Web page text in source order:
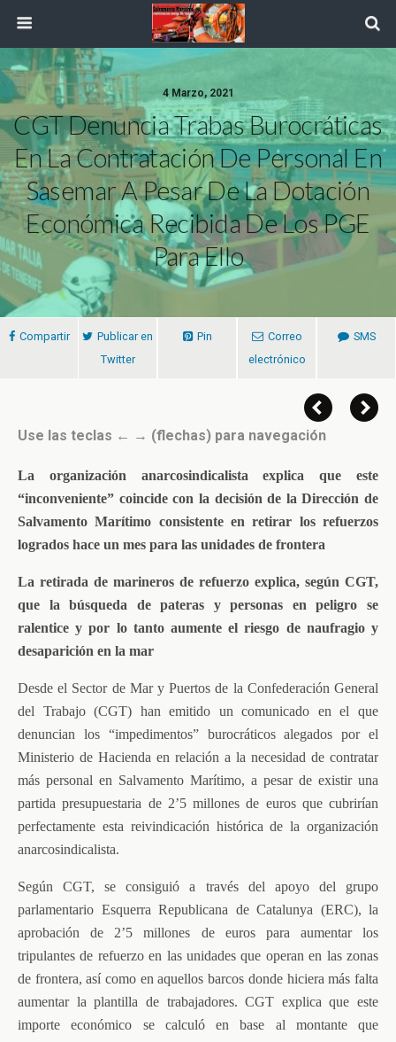
4 Marzo, 2021
CGT Denuncia Trabas Burocráticas
En La Contratación De Personal En
Sasemar A Pesar De La Dotación
Económica Recibida De Los PGE
Para Ello
Compartir
Publicar en
Twitter
Pin
Correo
electrónico
SMS
Use las teclas ← → (flechas) para navegación
La organización anarcosindicalista explica que este
“inconveniente” coincide con la decisión de la Dirección de
Salvamento Marítimo consistente en retirar los refuerzos
logrados hace un mes para las unidades de frontera
La retirada de marineros de refuerzo explica, según CGT,
que la búsqueda de pateras y personas en peligro se
ralentice y por lo tanto aumente el riesgo de naufragio y
desaparición en la mar
Desde el Sector de Mar y Puertos de la Confederación General
del Trabajo (CGT) han emitido un comunicado en el que
denuncian los “impedimentos” burocráticos alegados por el
Ministerio de Hacienda en relación a la necesidad de contratar
más personal en Salvamento Marítimo, a pesar de existir una
partida presupuestaria de 2’5 millones de euros que cubrirían
perfectamente esta reivindicación histórica de la organización
anarcosindicalista.
Según CGT, se consiguió a través del apoyo del grupo
parlamentario Esquerra Republicana de Catalunya (ERC), la
aprobación de 2’5 millones de euros para aumentar los
tripulantes de refuerzo en las unidades que operan en las zonas
de frontera, así como en aquellos barcos donde hiciera más falta
aumentar la plantilla de trabajadores. CGT explica que este
importe económico se calculó en base al montante que